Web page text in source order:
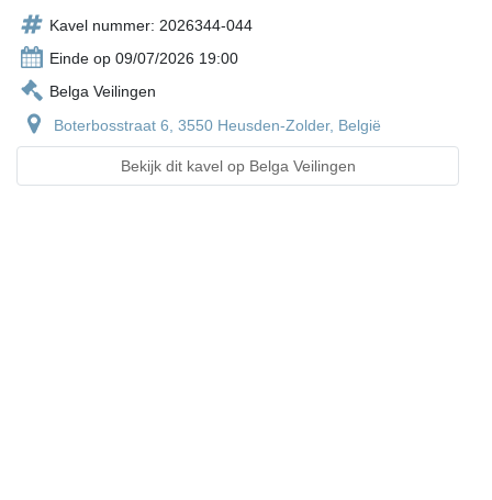
Kavel nummer: 2026344-044
Einde op 09/07/2026 19:00
Belga Veilingen
Boterbosstraat 6, 3550 Heusden-Zolder, België
Bekijk dit kavel op Belga Veilingen